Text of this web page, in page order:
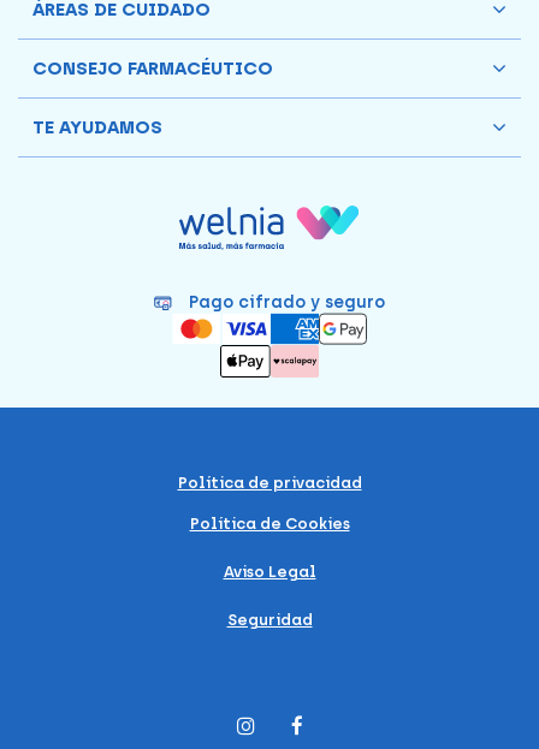
Pago cifrado y seguro
ÁREAS DE CUIDADO
CONSEJO FARMACÉUTICO
TE AYUDAMOS
Política de privacidad
Política de Cookies
Aviso Legal
Seguridad